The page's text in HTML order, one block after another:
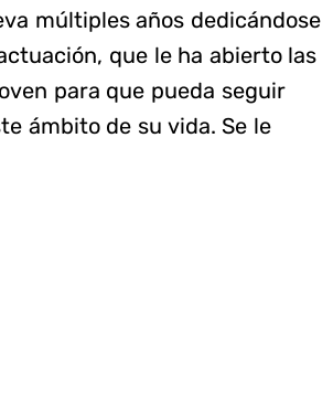
múltiples años dedicándose
que le ha abierto las
para que pueda seguir
ámbito de su vida. Se le